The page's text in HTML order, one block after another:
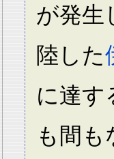
が発生
陸した
に達す
も間